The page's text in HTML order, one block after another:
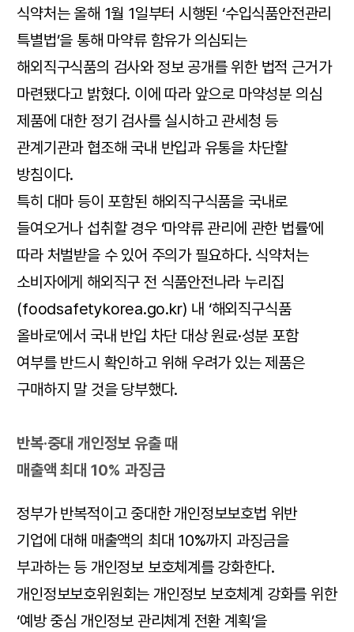
식약처는 올해 1월 1일부터 시행된 ‘수입식품안전관리
특별법’을 통해 마약류 함유가 의심되는
해외직구식품의 검사와 정보 공개를 위한 법적 근거가
마련됐다고 밝혔다. 이에 따라 앞으로 마약성분 의심
제품에 대한 정기 검사를 실시하고 관세청 등
관계기관과 협조해 국내 반입과 유통을 차단할
방침이다.
특히 대마 등이 포함된 해외직구식품을 국내로
들여오거나 섭취할 경우 ‘마약류 관리에 관한 법률’에
따라 처벌받을 수 있어 주의가 필요하다. 식약처는
소비자에게 해외직구 전 식품안전나라 누리집
(foodsafetykorea.go.kr) 내 ‘해외직구식품
올바로’에서 국내 반입 차단 대상 원료·성분 포함
여부를 반드시 확인하고 위해 우려가 있는 제품은
구매하지 말 것을 당부했다.
반복·중대 개인정보 유출 때
매출액 최대 10% 과징금
정부가 반복적이고 중대한 개인정보보호법 위반
기업에 대해 매출액의 최대 10%까지 과징금을
부과하는 등 개인정보 보호체계를 강화한다.
개인정보보호위원회는 개인정보 보호체계 강화를 위한
‘예방 중심 개인정보 관리체계 전환 계획’을